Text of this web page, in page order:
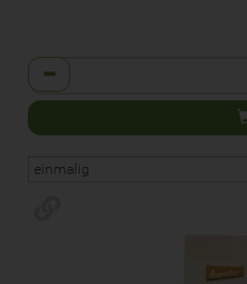
Anzahl